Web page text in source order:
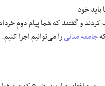
خود
و گفتند که شما پیام دوم
جامعه مدنیرا می‌توانیم اجرا کنیم.